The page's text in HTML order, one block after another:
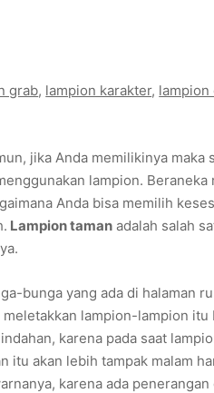
grab, lampion karakter, lampion
jika Anda memilikinya maka
lampion. Beraneka
Anda bisa memilih
Lampion taman adalah salah
bunga yang ada di halaman
lampion-lampion itu
karena pada saat
itu akan lebih tampak malam
karena ada